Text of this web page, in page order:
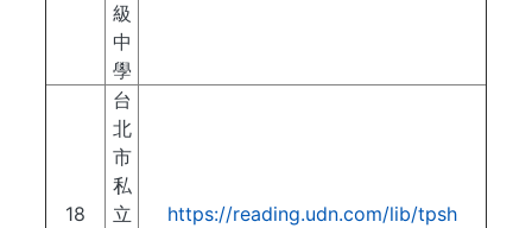
級
中
學
18
台
北
市
私
立
https://reading.udn.com/lib/tpsh